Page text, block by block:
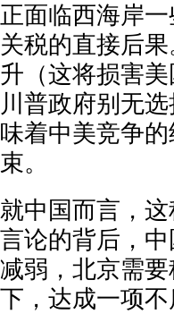
正面临西海岸
关税的直接后
升（这将损害
川普政府别无
味着中美竞争
束。
就中国而言，
言论的背后，
减弱，北京需
下，达成一项